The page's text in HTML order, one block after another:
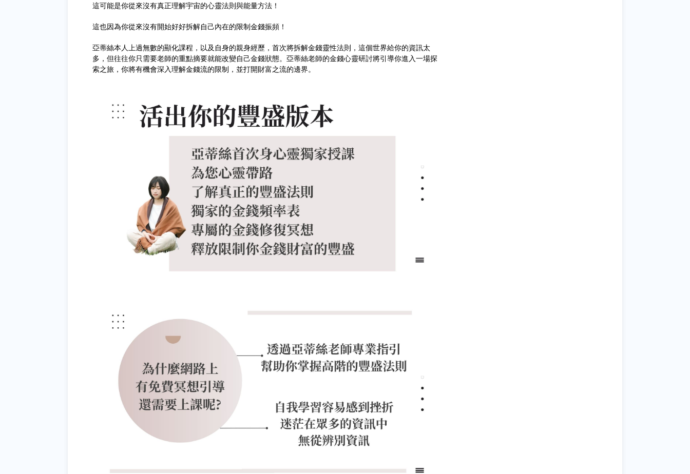
這可能是你從來沒有真正理解宇宙的心靈法則與能量方法！
這也因為你從來沒有開始好好拆解自己內在的限制金錢振頻！
亞蒂絲本人上過無數的顯化課程，以及自身的親身經歷，首次將拆解金錢靈性法則，這個世界給你的資訊太
多，但往往你只需要老師的重點摘要就能改變自己金錢狀態。亞蒂絲老師的金錢心靈研討將引導你進入一場探
索之旅，你將有機會深入理解金錢流的限制，並打開財富之流的邊界。